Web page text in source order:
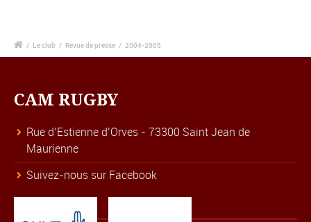
/ Le club / Revue de presse / 2004-2005
CAM RUGBY
Rue d’Estienne d’Orves - 73300 Saint Jean de
Maurienne
Suivez-nous sur Facebook